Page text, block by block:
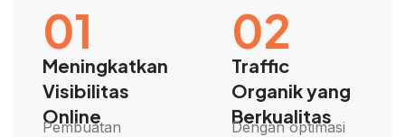
01
Meningkatkan
Visibilitas
Online
Pembuatan
02
Traffic
Organik yang
Berkualitas
Dengan optimasi